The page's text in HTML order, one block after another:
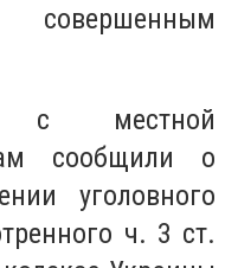
с местной
сообщили о
уголовного
ч. 3 ст.